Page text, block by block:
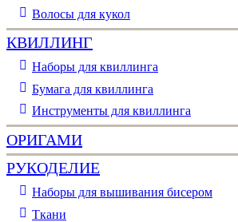
Волосы для кукол
КВИЛЛИНГ
Наборы для квиллинга
Бумага для квиллинга
Инструменты для квиллинга
ОРИГАМИ
РУКОДЕЛИЕ
Наборы для вышивания бисером
Ткани